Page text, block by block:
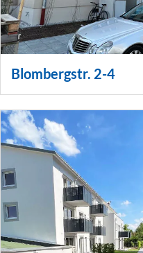
Blombergstr. 2-4